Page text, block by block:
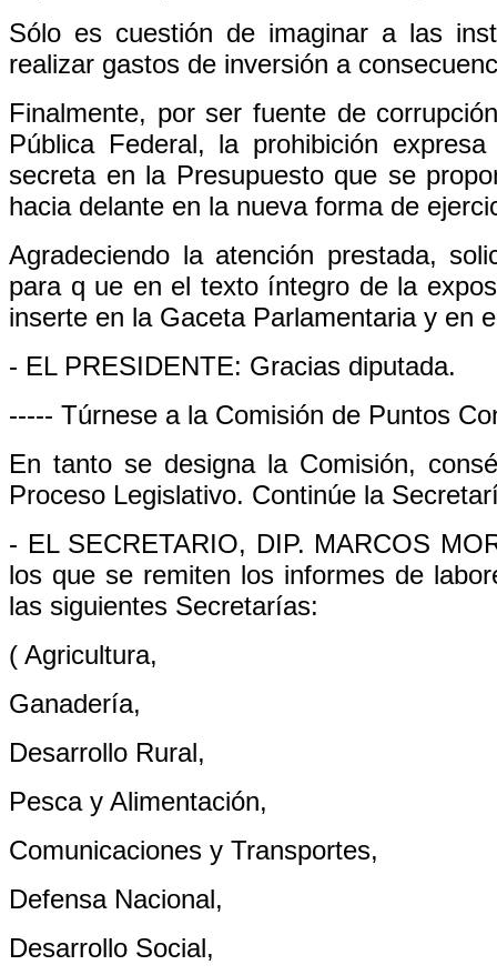
Sólo es cuestión de imaginar a las
realizar gastos de inversión a
Finalmente, por ser fuente de
Pública Federal, la prohibición
secreta en la Presupuesto que se
hacia delante en la nueva forma de
Agradeciendo la atención prestada,
para q ue en el texto íntegro de la
inserte en la Gaceta Parlamentaria y en
- EL PRESIDENTE: Gracias diputada.
----- Túrnese a la Comisión de Puntos
En tanto se designa la Comisión,
Proceso Legislativo. Continúe la
- EL SECRETARIO, DIP. MARCOS
los que se remiten los informes de
las siguientes Secretarías:
( Agricultura,
Ganadería,
Desarrollo Rural,
Pesca y Alimentación,
Comunicaciones y Transportes,
Defensa Nacional,
Desarrollo Social,